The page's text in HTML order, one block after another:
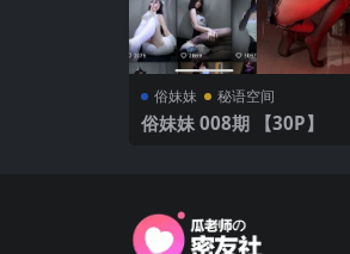
俗妹妹 秘语空间
俗妹妹 008期 【30P】